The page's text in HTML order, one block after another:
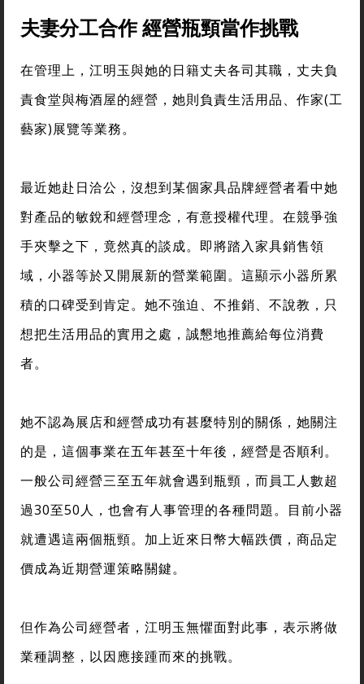
夫妻分工合作 經營瓶頸當作挑戰
在管理上，江明玉與她的日籍丈夫各司其職，丈夫負
責食堂與梅酒屋的經營，她則負責生活用品、作家(工
藝家)展覽等業務。
最近她赴日洽公，沒想到某個家具品牌經營者看中她
對產品的敏銳和經營理念，有意授權代理。在競爭強
手夾擊之下，竟然真的談成。即將踏入家具銷售領
域，小器等於又開展新的營業範圍。這顯示小器所累
積的口碑受到肯定。她不強迫、不推銷、不說教，只
想把生活用品的實用之處，誠懇地推薦給每位消費
者。
她不認為展店和經營成功有甚麼特別的關係，她關注
的是，這個事業在五年甚至十年後，經營是否順利。
一般公司經營三至五年就會遇到瓶頸，而員工人數超
過30至50人，也會有人事管理的各種問題。目前小器
就遭遇這兩個瓶頸。加上近來日幣大幅跌價，商品定
價成為近期營運策略關鍵。
但作為公司經營者，江明玉無懼面對此事，表示將做
業種調整，以因應接踵而來的挑戰。